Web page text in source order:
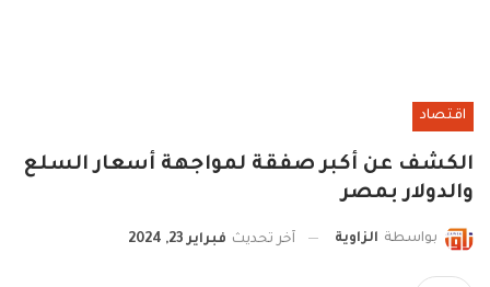
اقتصاد
الكشف عن أكبر صفقة لمواجهة أسعار السلع
والدولار بمصر
بواسطة الزاوية آخر تحديث فبراير 23, 2024